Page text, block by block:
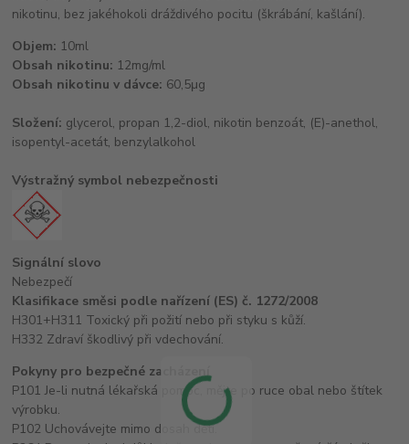
nikotinu, bez jakéhokoli dráždivého pocitu (škrábání, kašlání).
Objem: 10ml
Obsah nikotinu: 12mg/ml
Obsah nikotinu v dávce: 60,5μg
Složení: glycerol, propan 1,2-diol, nikotin benzoát, (E)-anethol,
isopentyl-acetát, benzylalkohol
Výstražný symbol nebezpečnosti
Signální slovo
Nebezpečí
Klasifikace směsi podle nařízení (ES) č. 1272/2008
H301+H311 Toxický při požití nebo při styku s kůží.
H332 Zdraví škodlivý při vdechování.
Pokyny pro bezpečné zacházení
P101 Je-li nutná lékařská pomoc, mějte po ruce obal nebo štítek
výrobku.
P102 Uchovávejte mimo dosah dětí.